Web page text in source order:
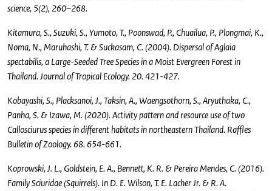
science, 5(2), 260–268.
Kitamura, S., Suzuki, S., Yumoto, T., Poonswad, P., Chuailua, P., Plongmai, K.,
Noma, N., Maruhashi, T. & Suckasam, C. (2004). Dispersal of Aglaia
spectabilis, a Large-Seeded Tree Species in a Moist Evergreen Forest in
Thailand. Journal of Tropical Ecology. 20. 421-427.
Kobayashi, S., Placksanoi, J., Taksin, A., Waengsothorn, S., Aryuthaka, C.,
Panha, S. & Izawa, M. (2020). Activity pattern and resource use of two
Callosciurus species in different habitats in northeastern Thailand. Raffles
Bulletin of Zoology. 68. 654-661.
Koprowski, J. L., Goldstein, E. A., Bennett, K. R. & Pereira Mendes, C. (2016).
Family Sciuridae (Squirrels). In D. E. Wilson, T. E. Lacher Jr. & R. A.